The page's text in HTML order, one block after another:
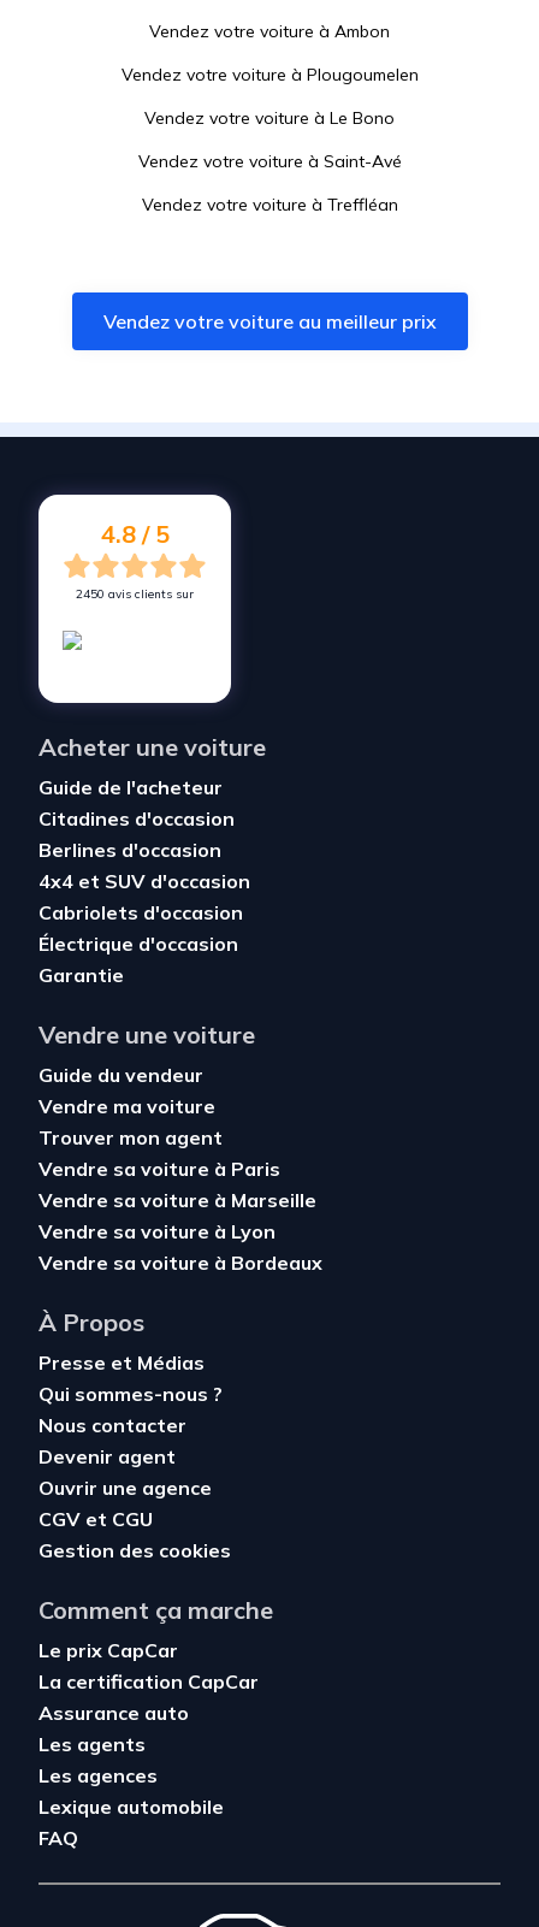
Vendez votre voiture à Ambon
Vendez votre voiture à Plougoumelen
Vendez votre voiture à Le Bono
Vendez votre voiture à Saint-Avé
Vendez votre voiture à Treffléan
Vendez votre voiture àSulniac
Vendez votre voiture àBerric
Vendez votre voiture à
Vendez votre voiture au meilleur prix
4.8 / 5
2450 avis clients sur
Acheter une voiture
Guide de l'acheteur
Citadines d'occasion
Berlines d'occasion
4x4 et SUV d'occasion
Cabriolets d'occasion
Électrique d'occasion
Garantie
Vendre une voiture
Guide du vendeur
Vendre ma voiture
Trouver mon agent
Vendre sa voiture à Paris
Vendre sa voiture à Marseille
Vendre sa voiture à Lyon
Vendre sa voiture à Bordeaux
À Propos
Presse et Médias
Qui sommes-nous ?
Nous contacter
Devenir agent
Ouvrir une agence
CGV et CGU
Gestion des cookies
Comment ça marche
Le prix CapCar
La certification CapCar
Assurance auto
Les agents
Les agences
Lexique automobile
FAQ